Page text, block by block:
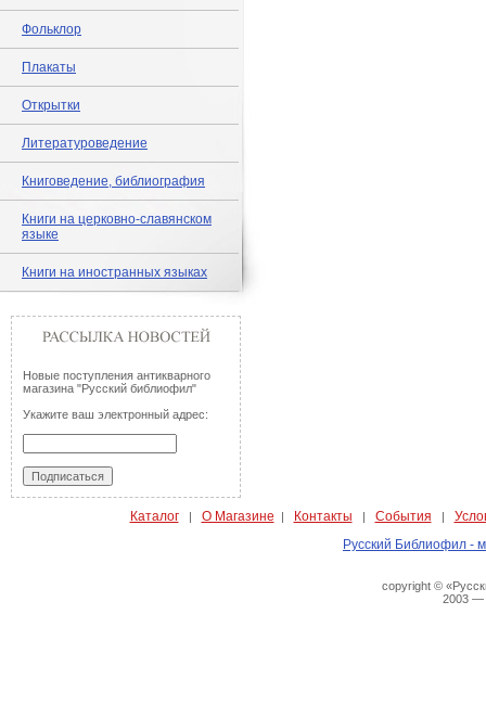
Фольклор
Плакаты
Открытки
Литературоведение
Книговедение, библиография
Книги на церковно-славянском
языке
Книги на иностранных языках
Новые поступления антикварного
магазина "Русский библиофил"
Укажите ваш электронный адрес:
Каталог| О Магазине | Контакты | События |
Русский Библиофил -
copyright ©
2003 —